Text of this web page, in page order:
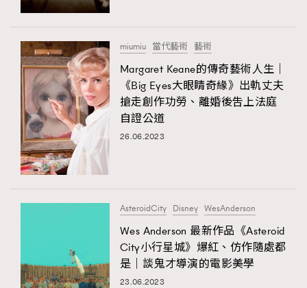
miumiu 當代藝術 藝術
Margaret Keane的傳奇藝術人生｜
《Big Eyes大眼睛奇緣》出軌丈夫
搶走創作功勞、離婚後吿上法庭
自證公道
26.06.2023
AsteroidCity Disney WesAnderson
Wes Anderson 最新作品《Asteroid
City小行星城》爆紅、仿作隨處都
是｜談鬼才導演的電影美學
23.06.2023